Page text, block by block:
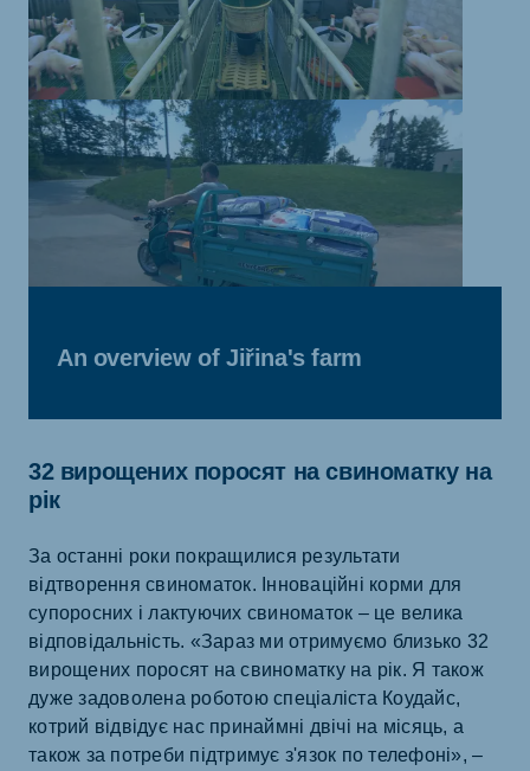
An overview of Jiřina's farm
32 вирощених поросят на свиноматку на
рік
За останні роки покращилися результати
відтворення свиноматок. Інноваційні корми для
супоросних і лактуючих свиноматок – це велика
відповідальність. «Зараз ми отримуємо близько 32
вирощених поросят на свиноматку на рік. Я також
дуже задоволена роботою спеціаліста Коудайс,
котрий відвідує нас принаймні двічі на місяць, а
також за потреби підтримує з'язок по телефоні», –